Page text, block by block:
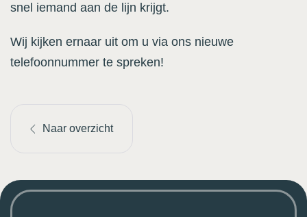
snel iemand aan de lijn krijgt.
Wij kijken ernaar uit om u via ons nieuwe
telefoonnummer te spreken!
Naar overzicht